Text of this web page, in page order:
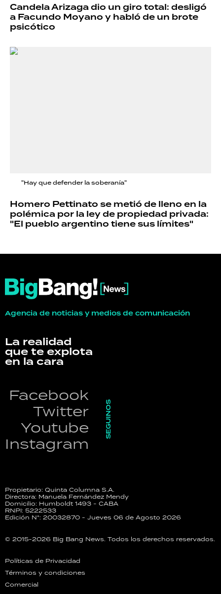
Candela Arizaga dio un giro total: desligó
a Facundo Moyano y habló de un brote
psicótico
"Hay que defender la soberanía"
Homero Pettinato se metió de lleno en la
polémica por la ley de propiedad privada:
"El pueblo argentino tiene sus límites"
Agencia de noticias y medios de comunicación
La realidad
que te explota
en la cara
Facebook
Twitter
Youtube
Instagram
SEGUINOS
Propietario: Quinta Columna S.A.
Directora: Manuela Fernández Mendy
Domicilio: Humboldt 1493 - CABA
RNPI: 5222533
Edición N°: 20032870 - Jueves 06 de Agosto 2026
© 2015-2026 Big Bang News. Todos los derechos reservados.
Políticas de Privacidad
Términos y condiciones
Comercial